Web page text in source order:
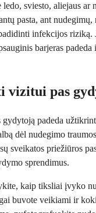
sviesto, aliejaus ar
pasta, ant nudegimų,
infekcijos riziką.
barjeras
vizitui pas
gydytoją padeda
dėl nudegimo
sveikatos priežiūros
sprendimus.
kaip tiksliai įvyko
buvote veikiami ir